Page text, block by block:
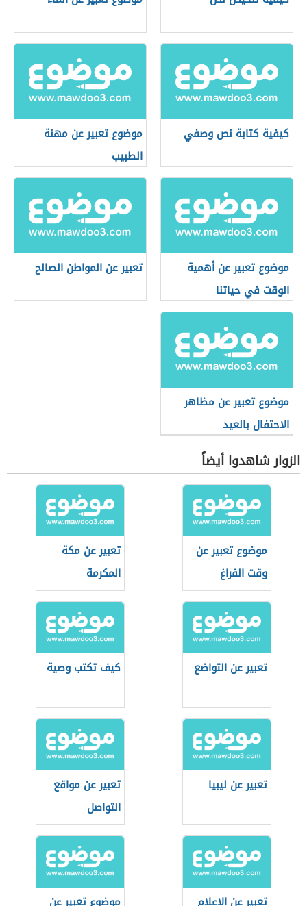
كيفية كتابة نص وصفي
موضوع تعبير عن مهنة
الطبيب
موضوع تعبير عن أهمية
الوقت في حياتنا
تعبير عن المواطن الصالح
موضوع تعبير عن مظاهر
الاحتفال بالعيد
الزوار شاهدوا أيضاً
موضوع تعبير عن
وقت الفراغ
تعبير عن مكة
المكرمة
تعبير عن التواضع كيف تكتب وصية
تعبير عن ليبيا
تعبير عن مواقع
التواصل
الاجتماعي
تعبير عن الإعلام
موضوع تعبير عن